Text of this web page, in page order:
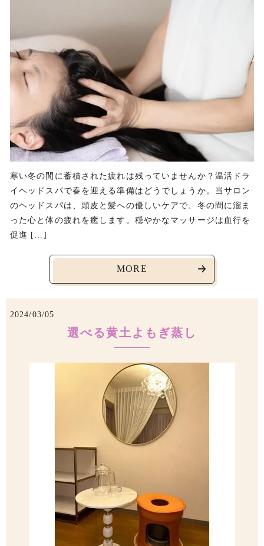
寒い冬の間に蓄積された疲れは残っていませんか？温活ドラ
イヘッドスパで春を迎える準備はどうでしょうか。当サロン
のヘッドスパは、頭皮と髪への優しいケアで、冬の間に溜ま
った心と体の疲れを癒します。穏やかなマッサージは血行を
促進 […]
MORE
2024/03/05
選べる黄土よもぎ蒸し